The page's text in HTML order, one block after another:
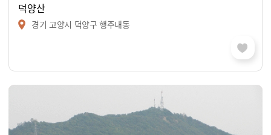
덕양산
경기 고양시 덕양구 행주내동